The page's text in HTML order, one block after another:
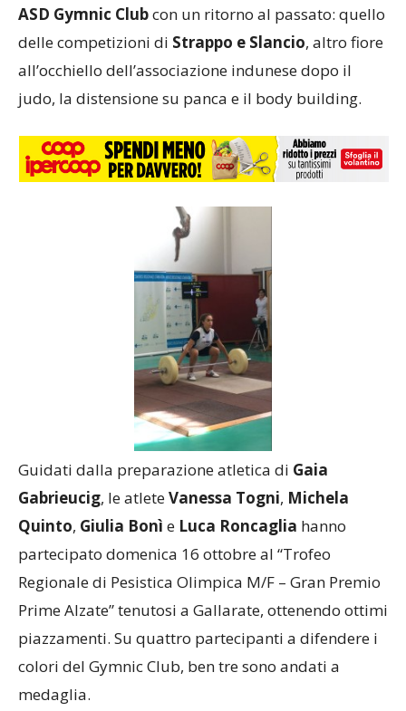
ASD Gymnic Clubcon un ritorno al passato: quello
delle competizioni di Strappo e Slancio, altro fiore
all’occhiello dell’associazione indunese dopo il
judo, la distensione su panca e il body building.
Guidati dalla preparazione atletica di Gaia
Gabrieucig, le atleteVanessa Togni, Michela
Quinto, Giulia Bonì e Luca Roncaglia hanno
partecipato domenica 16 ottobre al “Trofeo
Regionale di Pesistica Olimpica M/F – Gran Premio
Prime Alzate” tenutosi a Gallarate, ottenendo ottimi
piazzamenti. Su quattro partecipanti a difendere i
colori del Gymnic Club, ben tre sono andati a
medaglia.